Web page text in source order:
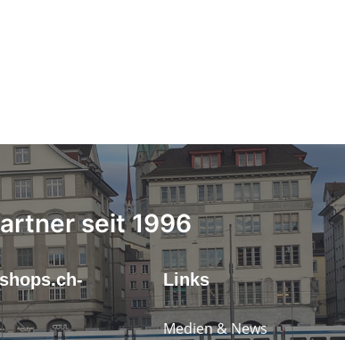
seit 1996
Links
Medien & News